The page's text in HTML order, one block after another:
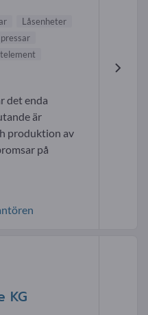
Låsenheter
det enda
är
produktion av
på
KG